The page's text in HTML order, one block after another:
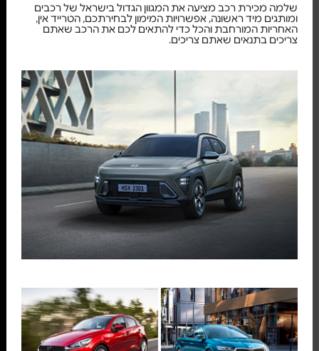
שלמה מכירת רכב מציעה את המגוון הגדול בישראל של רכבים
ומותגים מיד ראשונה, אפשרויות המימון לבחירתכם, הטרייד אין,
האחריות המורחבת והכל כדי להתאים לכם את הרכב שאתם
צריכים בתנאים שאתם צריכים.